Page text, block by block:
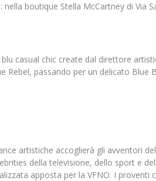
nella boutique Stella McCartney di Via
casual chic create dal direttore
Rebel, passando per un delicato Blue
artistiche accoglierà gli avventori
della televisione, dello sport e
apposta per la VFNO. I proventi